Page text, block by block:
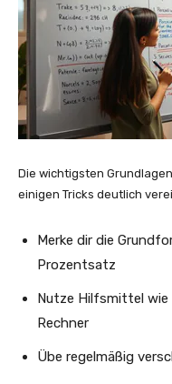
Die wichtigsten
einigen Tricks deutlich
Merke dir die
Prozentsatz
Nutze Hilfsmittel wie
Rechner
Übe regelmäßig